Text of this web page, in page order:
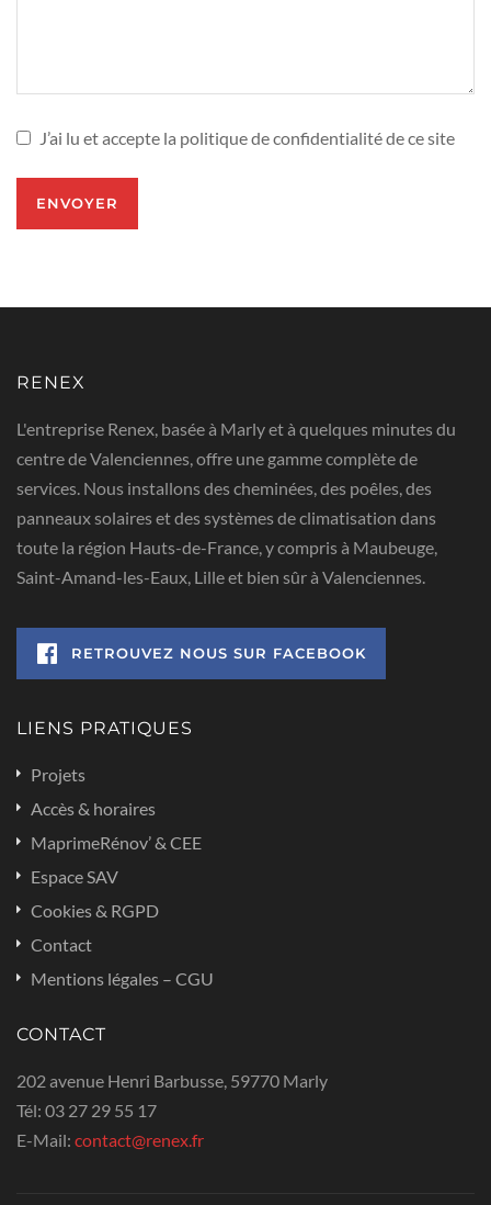
J’ai lu et accepte la politique de confidentialité de ce site
RENEX
L'entreprise Renex, basée à Marly et à quelques minutes du
centre de Valenciennes, offre une gamme complète de
services. Nous installons des cheminées, des poêles, des
panneaux solaires et des systèmes de climatisation dans
toute la région Hauts-de-France, y compris à Maubeuge,
Saint-Amand-les-Eaux, Lille et bien sûr à Valenciennes.
RETROUVEZ NOUS SUR FACEBOOK
LIENS PRATIQUES
Projets
Accès & horaires
MaprimeRénov’ & CEE
Espace SAV
Cookies & RGPD
Contact
Mentions légales – CGU
CONTACT
202 avenue Henri Barbusse, 59770 Marly
Tél: 03 27 29 55 17
E-Mail: contact@renex.fr